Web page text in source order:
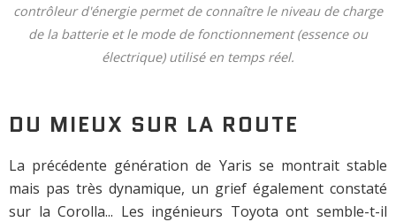
contrôleur d'énergie permet de connaître le niveau de charge
de la batterie et le mode de fonctionnement (essence ou
électrique) utilisé en temps réel.
DU MIEUX SUR LA ROUTE
La précédente génération de Yaris se montrait stable
mais pas très dynamique, un grief également constaté
sur la Corolla... Les ingénieurs Toyota ont semble-t-il